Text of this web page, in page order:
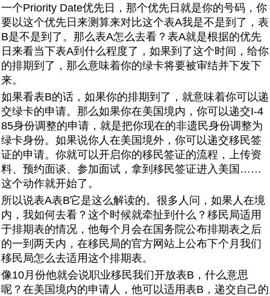
一个Priority Date优先日，那个优先日就是你的号码，你
要以这个优先日来测算来对比这个表A我是不是到了，表
B是不是到了。那么表A怎么去看？表A就是根据的优先
日来看当下表A到什么程度了，如果到了这个时间，给你
的排期到了，那么意味着你的绿卡将要被审结并下发下
来。
如果看表B的话，如果你的排期到了，就意味着你可以递
交绿卡的申请。那么如果你在美国境内，你可以递交I-4
85身份调整的申请，就是把你现在的非遗民身份调整为
绿卡身份。如果说你人在美国境外，你可以递交移民签
证的申请。你就可以开启你的移民签证的流程，上传资
料、预约面谈、参加面试，拿到移民签证进入美国……
这个动作就开始了。
所以说表A表B它是这么解读的。很多人问，如果人在境
内，我如何去看？这个时候就牵扯到什么？移民局适用
于排期表的情况，他每个月会在国务院公布排期表之后
的一到两天内，在移民局的官方网站上公布下个月我们
移民局怎么去适用这个排期表。
像10月份他就会说职业移民我们开放表B，什么意思
呢？在美国境内的申请人，他可以适用表B，递交自己的